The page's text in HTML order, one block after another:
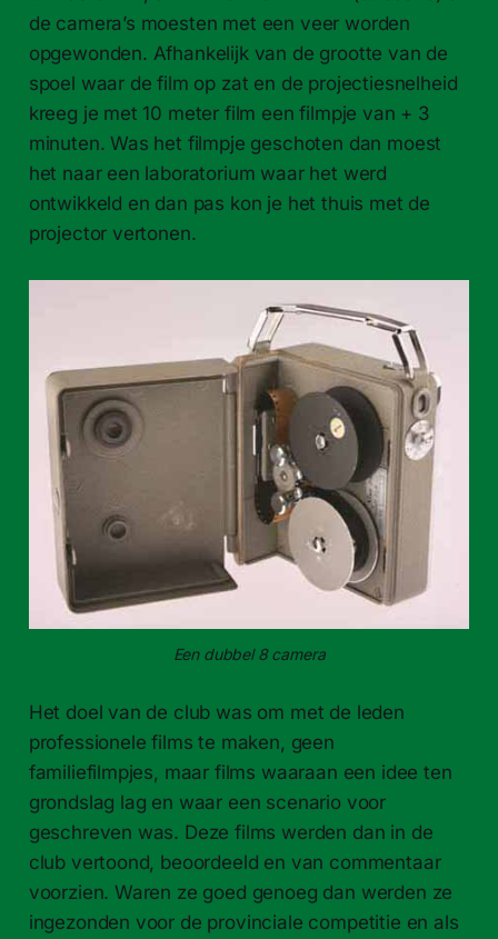
de camera’s moesten met een veer worden
opgewonden. Afhankelijk van de grootte van de
spoel waar de film op zat en de projectiesnelheid
kreeg je met 10 meter film een filmpje van + 3
minuten. Was het filmpje geschoten dan moest
het naar een laboratorium waar het werd
ontwikkeld en dan pas kon je het thuis met de
projector vertonen.
Een dubbel 8 camera
Het doel van de club was om met de leden
professionele films te maken, geen
familiefilmpjes, maar films waaraan een idee ten
grondslag lag en waar een scenario voor
geschreven was. Deze films werden dan in de
club vertoond, beoordeeld en van commentaar
voorzien. Waren ze goed genoeg dan werden ze
ingezonden voor de provinciale competitie en als